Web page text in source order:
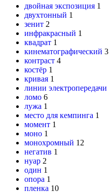
двойная экспозиция 1
двухтонный 1
зенит 2
инфракрасный 1
квадрат 1
кинематографический 3
контраст 4
костёр 1
кривая 1
линии электропередачи
ломо 6
лужа 1
место для кемпинга 1
момент 1
моно 1
монохромный 12
негатив 1
нуар 2
один 1
опора 1
пленка 10